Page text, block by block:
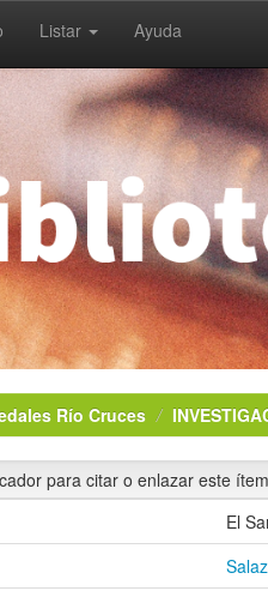
Listar Ayuda
Río Cruces
para citar o enlazar este
El